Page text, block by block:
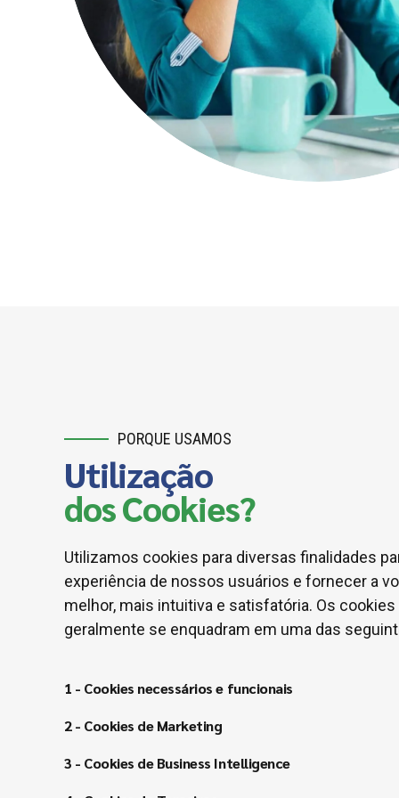
PORQUE USAMOS
Utilização
dos Cookies?
Utilizamos cookies para diversas finalidades
experiência de nossos usuários e fornecer a
melhor, mais intuitiva e satisfatória. Os
geralmente se enquadram em uma das
1 - Cookies necessários e funcionais
Cookies Necessários
2 - Cookies de Marketing
3 - Cookies de Business Intelligence
Esses cookies nos permitem contar visitas e fontes